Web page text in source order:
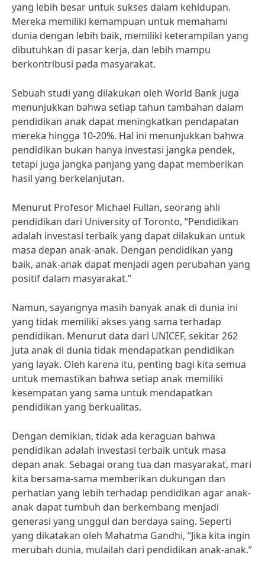
yang lebih besar untuk sukses dalam kehidupan.
Mereka memiliki kemampuan untuk memahami
dunia dengan lebih baik, memiliki keterampilan yang
dibutuhkan di pasar kerja, dan lebih mampu
berkontribusi pada masyarakat.
Sebuah studi yang dilakukan oleh World Bank juga
menunjukkan bahwa setiap tahun tambahan dalam
pendidikan anak dapat meningkatkan pendapatan
mereka hingga 10-20%. Hal ini menunjukkan bahwa
pendidikan bukan hanya investasi jangka pendek,
tetapi juga jangka panjang yang dapat memberikan
hasil yang berkelanjutan.
Menurut Profesor Michael Fullan, seorang ahli
pendidikan dari University of Toronto, “Pendidikan
adalah investasi terbaik yang dapat dilakukan untuk
masa depan anak-anak. Dengan pendidikan yang
baik, anak-anak dapat menjadi agen perubahan yang
positif dalam masyarakat.”
Namun, sayangnya masih banyak anak di dunia ini
yang tidak memiliki akses yang sama terhadap
pendidikan. Menurut data dari UNICEF, sekitar 262
juta anak di dunia tidak mendapatkan pendidikan
yang layak. Oleh karena itu, penting bagi kita semua
untuk memastikan bahwa setiap anak memiliki
kesempatan yang sama untuk mendapatkan
pendidikan yang berkualitas.
Dengan demikian, tidak ada keraguan bahwa
pendidikan adalah investasi terbaik untuk masa
depan anak. Sebagai orang tua dan masyarakat, mari
kita bersama-sama memberikan dukungan dan
perhatian yang lebih terhadap pendidikan agar anak-
anak dapat tumbuh dan berkembang menjadi
generasi yang unggul dan berdaya saing. Seperti
yang dikatakan oleh Mahatma Gandhi, “Jika kita ingin
merubah dunia, mulailah dari pendidikan anak-anak.”